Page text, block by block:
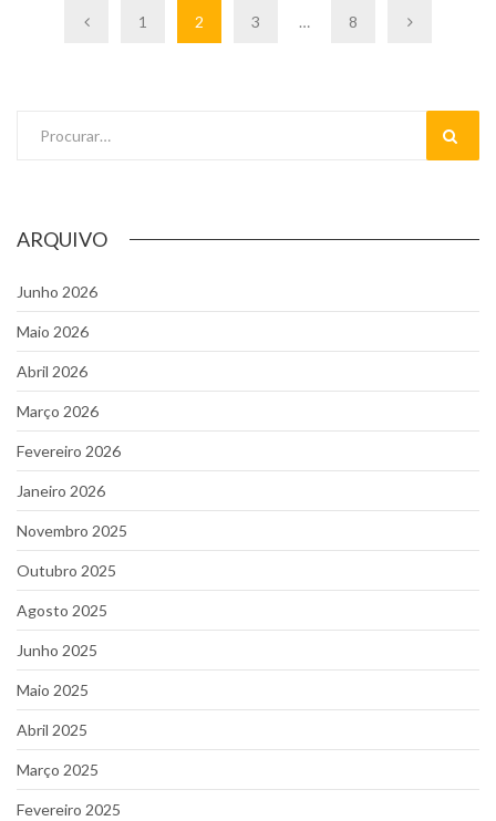
1 2 3 … 8
ARQUIVO
Junho 2026
Maio 2026
Abril 2026
Março 2026
Fevereiro 2026
Janeiro 2026
Novembro 2025
Outubro 2025
Agosto 2025
Junho 2025
Maio 2025
Abril 2025
Março 2025
Fevereiro 2025